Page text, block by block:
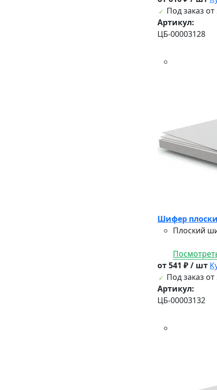
Под заказ от
Артикул:
ЦБ-00003128
Шифер
Плоский
от 541 ₽ / шт
Под заказ от
Артикул:
ЦБ-00003132